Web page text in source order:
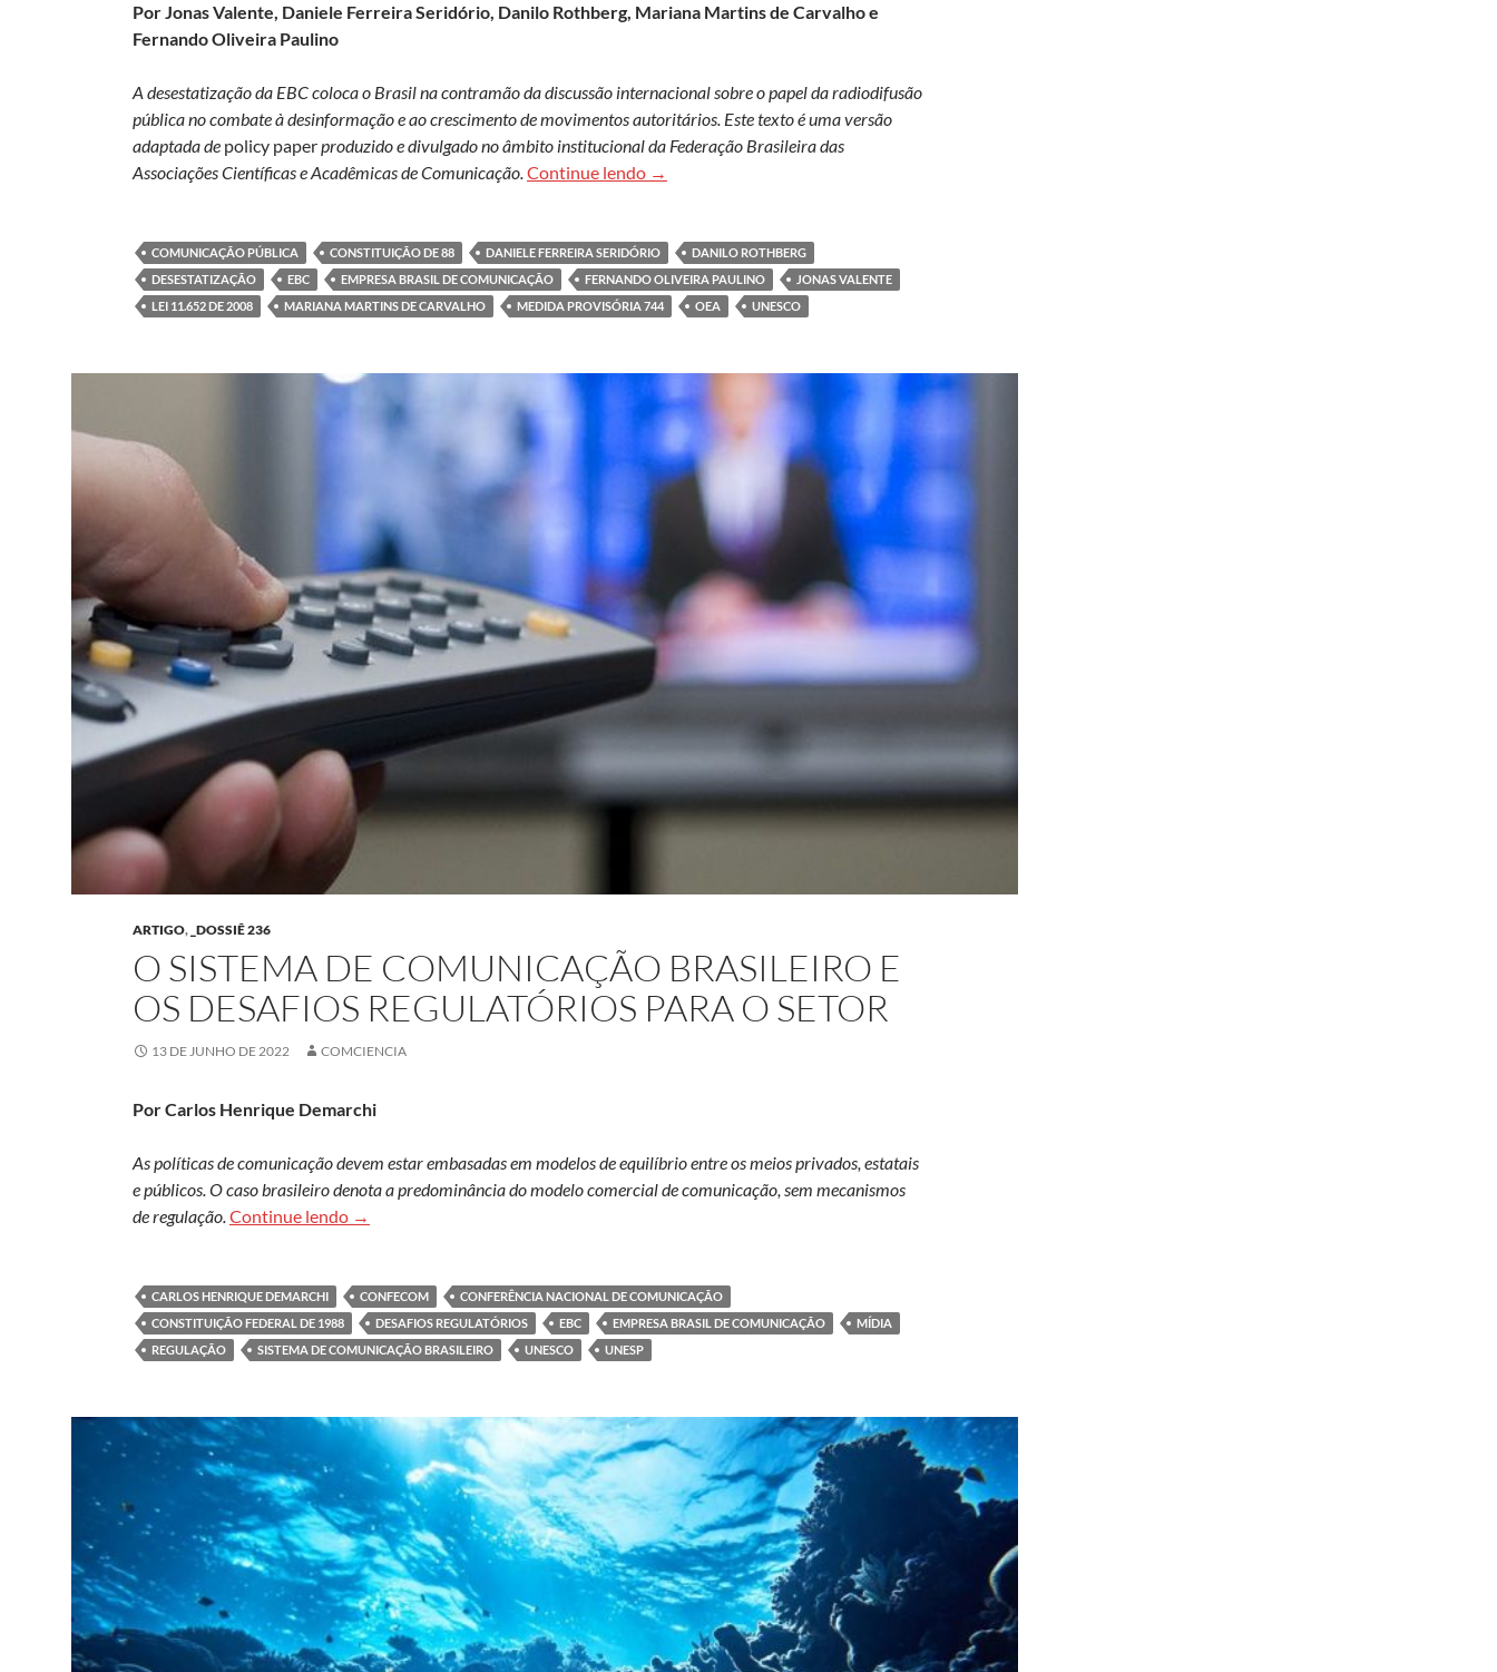
Por Jonas Valente, Daniele Ferreira Seridório, Danilo Rothberg, Mariana Martins de Carvalho e
Fernando Oliveira Paulino
A desestatização da EBC coloca o Brasil na contramão da discussão internacional sobre o papel da radiodifusão
pública no combate à desinformação e ao crescimento de movimentos autoritários. Este texto é uma versão
adaptada de policy paperproduzido e divulgado no âmbito institucional da Federação Brasileira das
Associações Científicas e Acadêmicas de Comunicação.Continue lendo O Brasil e a Empresa Brasil de Comunicação
→
COMUNICAÇÃO PÚBLICA CONSTITUIÇÃO DE 88 DANIELE FERREIRA SERIDÓRIO
DANILO ROTHBERG
DESESTATIZAÇÃO
EBC EMPRESA BRASIL DE COMUNICAÇÃO FERNANDO OLIVEIRA PAULINO
JONAS VALENTE
LEI 11.652 DE 2008
MARIANA MARTINS DE CARVALHO MEDIDA PROVISÓRIA 744 OEA UNESCO
ARTIGO, _DOSSIÊ 236
O SISTEMA DE COMUNICAÇÃO BRASILEIRO E
OS DESAFIOS REGULATÓRIOS PARA O SETOR
13 DE JUNHO DE 2022 COMCIENCIA
Por Carlos Henrique Demarchi
As políticas de comunicação devem estar embasadas em modelos de equilíbrio entre os meios privados, estatais
e públicos. O caso brasileiro denota a predominância do modelo comercial de comunicação, sem mecanismos
de regulação.Continue lendo O sistema de comunicação brasileiro e os desafios regulatórios para o setor
→
CARLOS HENRIQUE DEMARCHI CONFECOM
CONFERÊNCIA NACIONAL DE COMUNICAÇÃO
CONSTITUIÇÃO FEDERAL DE 1988
DESAFIOS REGULATÓRIOS EBC EMPRESA BRASIL DE COMUNICAÇÃO
MÍDIA
REGULAÇÃO
SISTEMA DE COMUNICAÇÃO BRASILEIRO UNESCO UNESP